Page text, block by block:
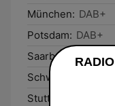
München: DAB+
Potsdam: DAB+
Saarbrücken:
Schwerin:
Stuttgart: